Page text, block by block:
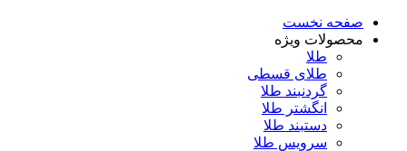
صفحه نخست
محصولات ویژه
طلا
طلای قسطی
گردنبند طلا
انگشتر طلا
دستبند طلا
سرویس طلا